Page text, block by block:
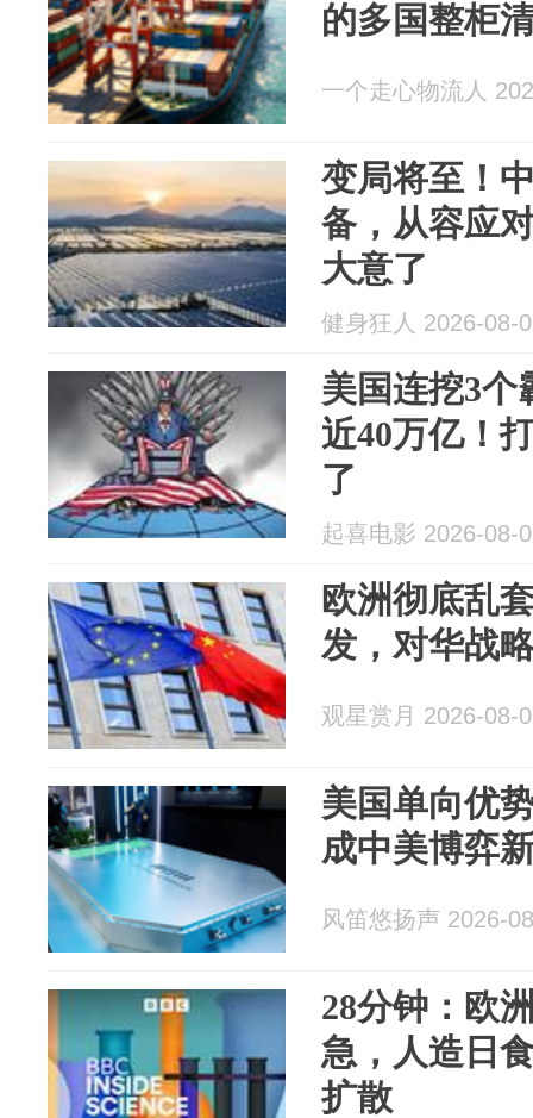
的多国整柜
一个走心物流人
变局将至！
备，从容应
大意了
健身狂人 2026-08-
美国连挖3个
近40万亿！
了
起喜电影 2026-08-
欧洲彻底乱
发，对华战
观星赏月 2026-08-
美国单向优
成中美博弈
风笛悠扬声 2026-
28分钟：欧
急，人造日
扩散